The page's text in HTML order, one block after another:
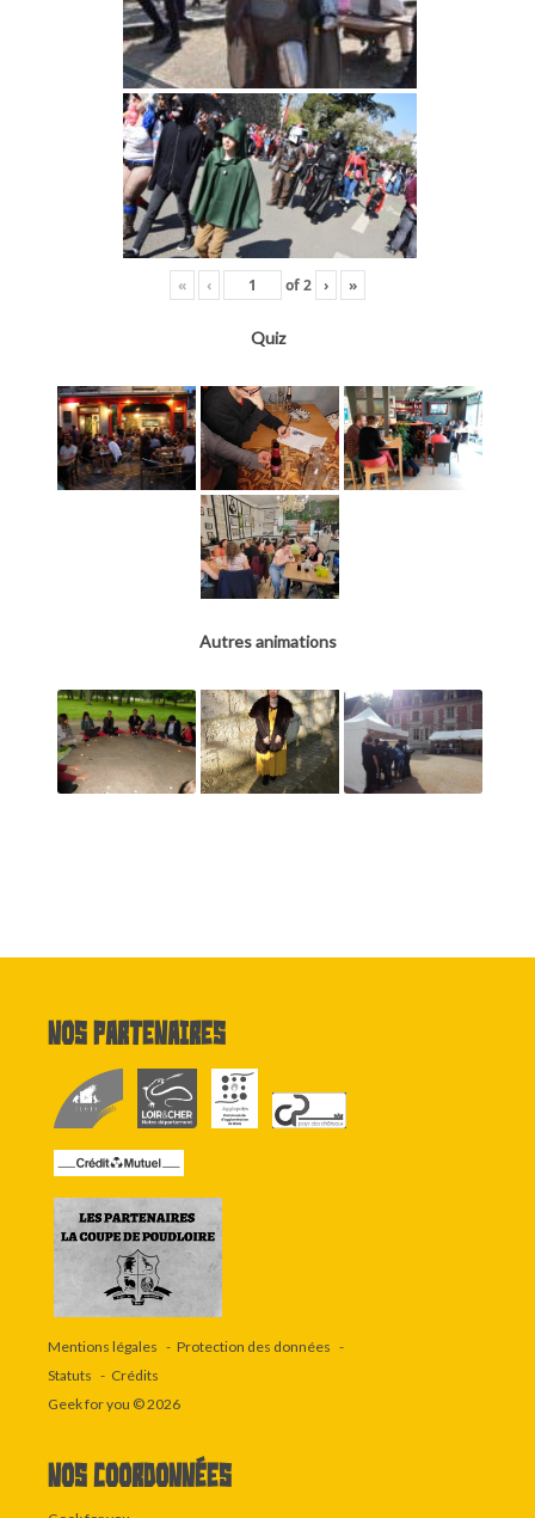
« ‹ of2 › »
Quiz
Autres animations
Nos partenaires
Mentions légales
Protection des données
Statuts
Crédits
Geek for you © 2026
Nos coordonnées